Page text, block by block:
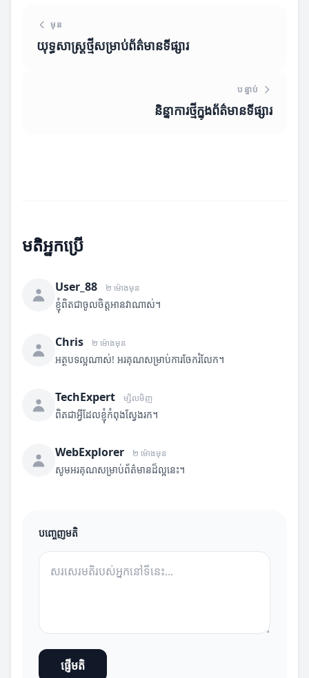
មុន
យុទ្ធសាស្ត្រថ្មីសម្រាប់ព័ត៌មានទីផ្សារ
បន្ទាប់
និន្នាការថ្មីក្នុងព័ត៌មានទីផ្សារ
មតិអ្នកប្រើ
User_88 ២ ម៉ោងមុន
ខ្ញុំពិតជាចូលចិត្តអានវាណាស់។
Chris ២ ម៉ោងមុន
អត្ថបទល្អណាស់! អរគុណសម្រាប់ការចែករំលែក។
TechExpert ម្សិលមិញ
ពិតជាអ្វីដែលខ្ញុំកំពុងស្វែងរក។
WebExplorer ២ ម៉ោងមុន
សូមអរគុណសម្រាប់ព័ត៌មានដ៏ល្អនេះ។
បញ្ចេញមតិ
ផ្ញើមតិ